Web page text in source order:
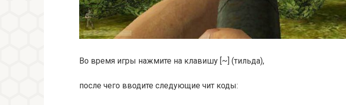
Во время игры нажмите на клавишу [~] (тильда),
после чего вводите следующие чит коды: